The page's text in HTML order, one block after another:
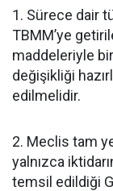
1. Sürece dair
TBMM’ye
maddeleriyle
değişikliği
edilmelidir.
2. Meclis tam
yalnızca
temsil edildiği